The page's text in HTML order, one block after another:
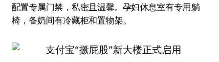
配置专属门禁，私密且温馨。孕妇休息室有专用躺
椅，备奶间有冷藏柜和置物架。